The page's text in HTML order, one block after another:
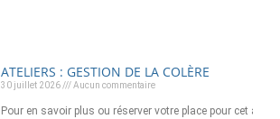
ATELIERS : GESTION DE LA COLÈRE
30 juillet 2026 Aucun commentaire
Pour en savoir plus ou réserver votre place pour cet